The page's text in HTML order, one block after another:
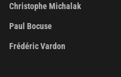
Christophe Michalak
Paul Bocuse
Frédéric Vardon